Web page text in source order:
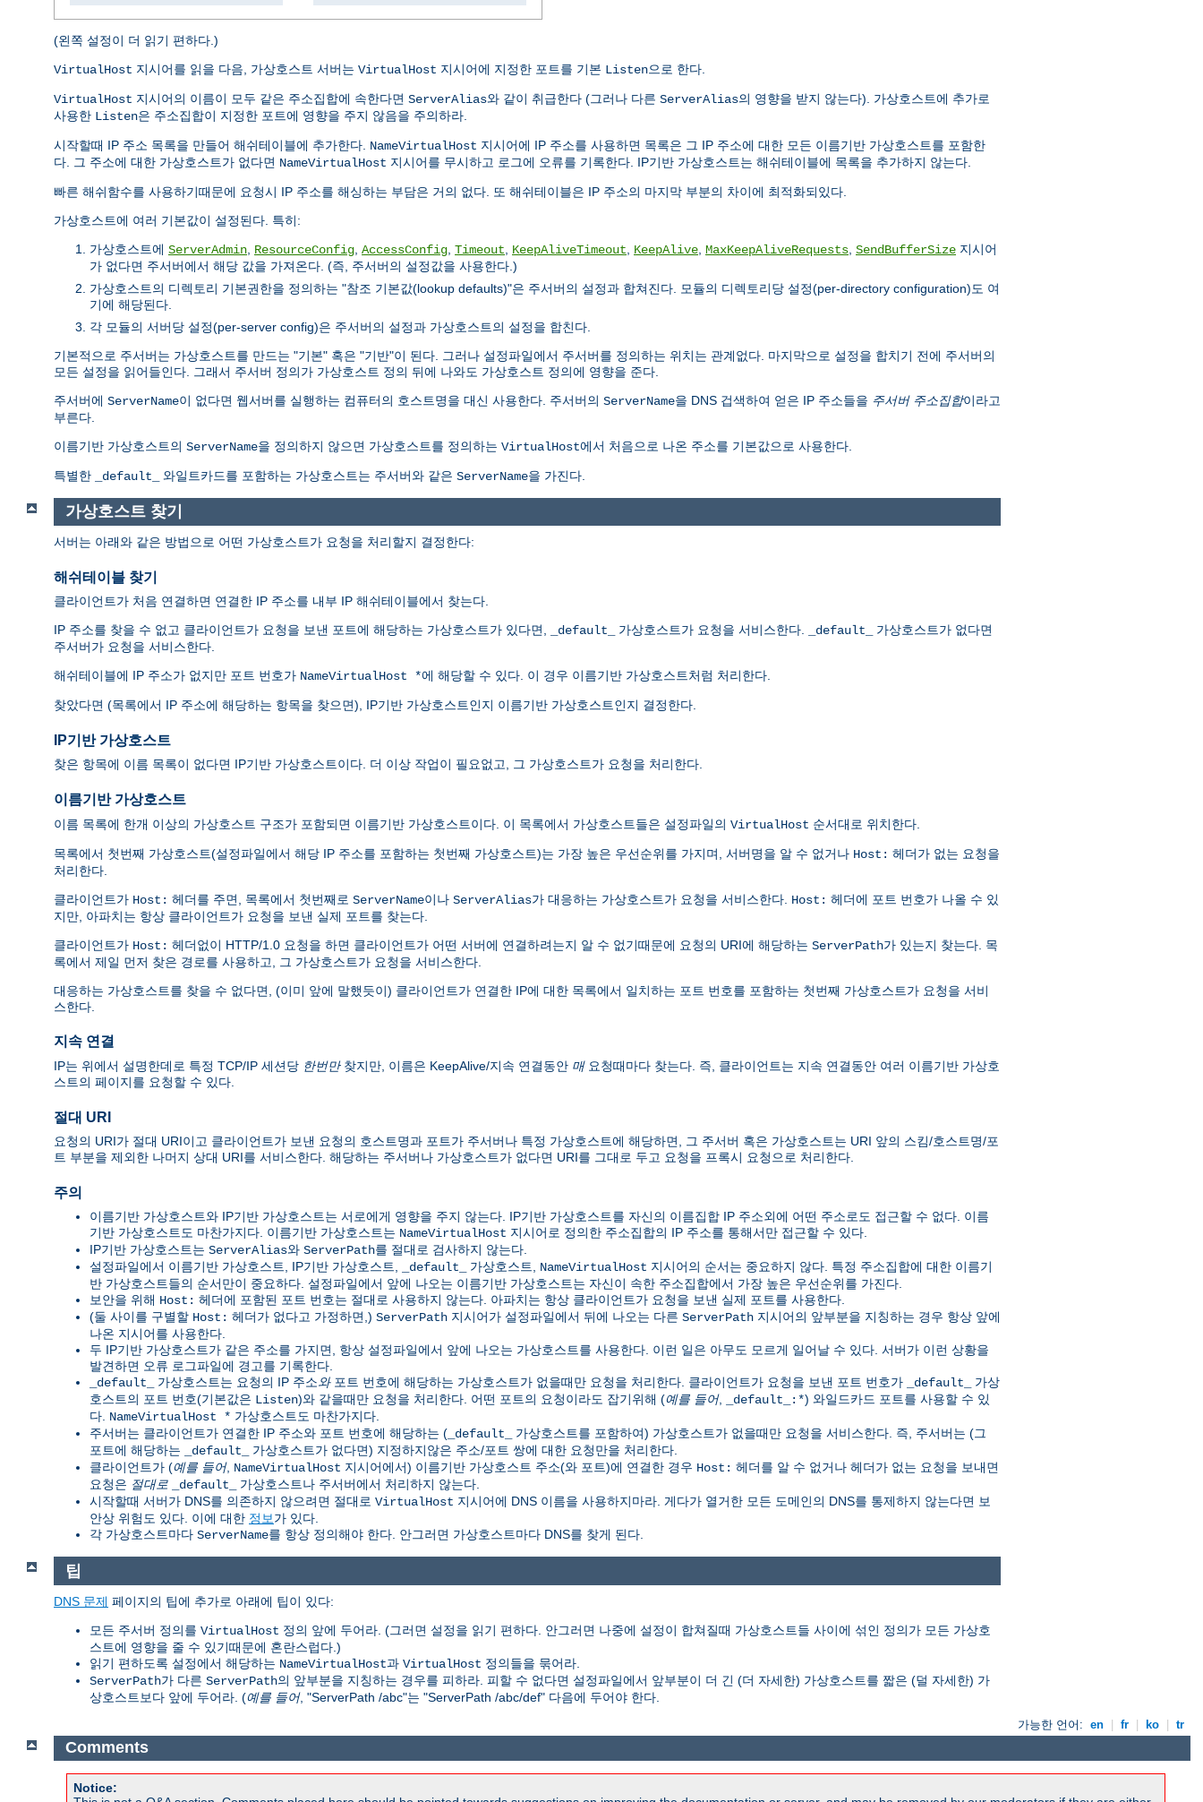
(왼쪽 설정이 더 읽기 편하다.)
VirtualHost 지시어를 읽을 다음, 가상호스트 서버는 VirtualHost 지시어에 지정한 포트를 기본 Listen으로 한다.
VirtualHost 지시어의 이름이 모두 같은 주소집합에 속한다면 ServerAlias와 같이 취급한다 (그러나 다른 ServerAlias의 영향을 받지 않는다). 가상호스트에 추가로
사용한 Listen은 주소집합이 지정한 포트에 영향을 주지 않음을 주의하라.
시작할때 IP 주소 목록을 만들어 해쉬테이블에 추가한다. NameVirtualHost 지시어에 IP 주소를 사용하면 목록은 그 IP 주소에 대한 모든 이름기반 가상호스트를 포함한
다. 그 주소에 대한 가상호스트가 없다면 NameVirtualHost 지시어를 무시하고 로그에 오류를 기록한다. IP기반 가상호스트는 해쉬테이블에 목록을 추가하지 않는다.
빠른 해쉬함수를 사용하기때문에 요청시 IP 주소를 해싱하는 부담은 거의 없다. 또 해쉬테이블은 IP 주소의 마지막 부분의 차이에 최적화되있다.
가상호스트에 여러 기본값이 설정된다. 특히:
가상호스트에 ServerAdmin ResourceConfig AccessConfig Timeout KeepAliveTimeout KeepAlive MaxKeepAliveRequests SendBufferSize 지시어
가 없다면 주서버에서 해당 값을 가져온다. (즉, 주서버의 설정값을 사용한다.)
가상호스트의 디렉토리 기본권한을 정의하는 "참조 기본값(lookup defaults)"은 주서버의 설정과 합쳐진다. 모듈의 디렉토리당 설정(per-directory configuration)도 여
기에 해당된다.
각 모듈의 서버당 설정(per-server config)은 주서버의 설정과 가상호스트의 설정을 합친다.
기본적으로 주서버는 가상호스트를 만드는 "기본" 혹은 "기반"이 된다. 그러나 설정파일에서 주서버를 정의하는 위치는 관계없다. 마지막으로 설정을 합치기 전에 주서버의
모든 설정을 읽어들인다. 그래서 주서버 정의가 가상호스트 정의 뒤에 나와도 가상호스트 정의에 영향을 준다.
주서버에 ServerName이 없다면 웹서버를 실행하는 컴퓨터의 호스트명을 대신 사용한다. 주서버의 ServerName을 DNS 겁색하여 얻은 IP 주소들을 주서버 주소집합이라고
부른다.
이름기반 가상호스트의 ServerName을 정의하지 않으면 가상호스트를 정의하는 VirtualHost에서 처음으로 나온 주소를 기본값으로 사용한다.
특별한 _default_ 와일트카드를 포함하는 가상호스트는 주서버와 같은 ServerName을 가진다.
가상호스트 찾기
서버는 아래와 같은 방법으로 어떤 가상호스트가 요청을 처리할지 결정한다:
해쉬테이블 찾기
클라이언트가 처음 연결하면 연결한 IP 주소를 내부 IP 해쉬테이블에서 찾는다.
IP 주소를 찾을 수 없고 클라이언트가 요청을 보낸 포트에 해당하는 가상호스트가 있다면,
_default_ 가상호스트가 요청을 서비스한다. _default_
가상호스트가 없다면
주서버가 요청을 서비스한다.
해쉬테이블에 IP 주소가 없지만 포트 번호가 NameVirtualHost *에 해당할 수 있다. 이 경우 이름기반 가상호스트처럼 처리한다.
찾았다면 (목록에서 IP 주소에 해당하는 항목을 찾으면), IP기반 가상호스트인지 이름기반 가상호스트인지 결정한다.
IP기반 가상호스트
찾은 항목에 이름 목록이 없다면 IP기반 가상호스트이다. 더 이상 작업이 필요없고, 그 가상호스트가 요청을 처리한다.
이름기반 가상호스트
이름 목록에 한개 이상의 가상호스트 구조가 포함되면 이름기반 가상호스트이다. 이 목록에서 가상호스트들은 설정파일의 VirtualHost 순서대로 위치한다.
목록에서 첫번째 가상호스트(설정파일에서 해당 IP 주소를 포함하는 첫번째 가상호스트)는 가장 높은 우선순위를 가지며, 서버명을 알 수 없거나 Host: 헤더가 없는 요청을
처리한다.
클라이언트가 Host: 헤더를 주면, 목록에서 첫번째로 ServerName이나 ServerAlias가 대응하는 가상호스트가 요청을 서비스한다. Host: 헤더에 포트 번호가 나올 수 있
지만, 아파치는 항상 클라이언트가 요청을 보낸 실제 포트를 찾는다.
클라이언트가 Host: 헤더없이 HTTP/1.0 요청을 하면 클라이언트가 어떤 서버에 연결하려는지 알 수 없기때문에 요청의 URI에 해당하는 ServerPath가 있는지 찾는다. 목
록에서 제일 먼저 찾은 경로를 사용하고, 그 가상호스트가 요청을 서비스한다.
대응하는 가상호스트를 찾을 수 없다면, (이미 앞에 말했듯이) 클라이언트가 연결한 IP에 대한 목록에서 일치하는 포트 번호를 포함하는 첫번째 가상호스트가 요청을 서비
스한다.
지속 연결
IP는 위에서 설명한데로 특정 TCP/IP 세션당 한번만찾지만, 이름은 KeepAlive/지속 연결동안 매요청때마다 찾는다. 즉, 클라이언트는 지속 연결동안 여러 이름기반 가상호
스트의 페이지를 요청할 수 있다.
절대 URI
요청의 URI가 절대 URI이고 클라이언트가 보낸 요청의 호스트명과 포트가 주서버나 특정 가상호스트에 해당하면, 그 주서버 혹은 가상호스트는 URI 앞의 스킴/호스트명/포
트 부분을 제외한 나머지 상대 URI를 서비스한다. 해당하는 주서버나 가상호스트가 없다면 URI를 그대로 두고 요청을 프록시 요청으로 처리한다.
주의
이름기반 가상호스트와 IP기반 가상호스트는 서로에게 영향을 주지 않는다. IP기반 가상호스트를 자신의 이름집합 IP 주소외에 어떤 주소로도 접근할 수 없다. 이름
기반 가상호스트도 마찬가지다. 이름기반 가상호스트는 NameVirtualHost 지시어로 정의한 주소집합의 IP 주소를 통해서만 접근할 수 있다.
IP기반 가상호스트는 ServerAlias와 ServerPath를 절대로 검사하지 않는다.
설정파일에서 이름기반 가상호스트, IP기반 가상호스트,
_default_ 가상호스트, NameVirtualHost 지시어의 순서는 중요하지 않다. 특정 주소집합에 대한 이름기
반 가상호스트들의 순서만이 중요하다. 설정파일에서 앞에 나오는 이름기반 가상호스트는 자신이 속한 주소집합에서 가장 높은 우선순위를 가진다.
보안을 위해 Host: 헤더에 포함된 포트 번호는 절대로 사용하지 않는다. 아파치는 항상 클라이언트가 요청을 보낸 실제 포트를 사용한다.
(둘 사이를 구별할 Host: 헤더가 없다고 가정하면,) ServerPath 지시어가 설정파일에서 뒤에 나오는 다른 ServerPath 지시어의 앞부분을 지칭하는 경우 항상 앞에
나온 지시어를 사용한다.
두 IP기반 가상호스트가 같은 주소를 가지면, 항상 설정파일에서 앞에 나오는 가상호스트를 사용한다. 이런 일은 아무도 모르게 일어날 수 있다. 서버가 이런 상황을
발견하면 오류 로그파일에 경고를 기록한다.
_default_
가상호스트는 요청의 IP 주소와포트 번호에 해당하는 가상호스트가 없을때만 요청을 처리한다. 클라이언트가 요청을 보낸 포트 번호가 _default_
가상
호스트의 포트 번호(기본값은 Listen)와 같을때만 요청을 처리한다. 어떤 포트의 요청이라도 잡기위해 (예를 들어, _default_:*) 와일드카드 포트를 사용할 수 있
다. NameVirtualHost * 가상호스트도 마찬가지다.
주서버는 클라이언트가 연결한 IP 주소와 포트 번호에 해당하는 ( _default_
가상호스트를 포함하여) 가상호스트가 없을때만 요청을 서비스한다. 즉, 주서버는 (그
포트에 해당하는
_default_
가상호스트가 없다면) 지정하지않은 주소/포트 쌍에 대한 요청만을 처리한다.
클라이언트가 (예를 들어, NameVirtualHost 지시어에서) 이름기반 가상호스트 주소(와 포트)에 연결한 경우 Host: 헤더를 알 수 없거나 헤더가 없는 요청을 보내면
요청은 절대로 _default_
가상호스트나 주서버에서 처리하지 않는다.
시작할때 서버가 DNS를 의존하지 않으려면 절대로 VirtualHost 지시어에 DNS 이름을 사용하지마라. 게다가 열거한 모든 도메인의 DNS를 통제하지 않는다면 보
안상 위험도 있다. 이에 대한 정보가 있다.
각 가상호스트마다 ServerName를 항상 정의해야 한다. 안그러면 가상호스트마다 DNS를 찾게 된다.
팁
DNS 문제 페이지의 팁에 추가로 아래에 팁이 있다:
모든 주서버 정의를 VirtualHost 정의 앞에 두어라. (그러면 설정을 읽기 편하다. 안그러면 나중에 설정이 합쳐질때 가상호스트들 사이에 섞인 정의가 모든 가상호
스트에 영향을 줄 수 있기때문에 혼란스럽다.)
읽기 편하도록 설정에서 해당하는 NameVirtualHost과 VirtualHost 정의들을 묶어라.
ServerPath가 다른 ServerPath의 앞부분을 지칭하는 경우를 피하라. 피할 수 없다면 설정파일에서 앞부분이 더 긴 (더 자세한) 가상호스트를 짧은 (덜 자세한) 가
상호스트보다 앞에 두어라. (예를 들어, "ServerPath /abc"는 "ServerPath /abc/def" 다음에 두어야 한다.
가능한 언어: en | fr | ko | tr
Comments
Notice: